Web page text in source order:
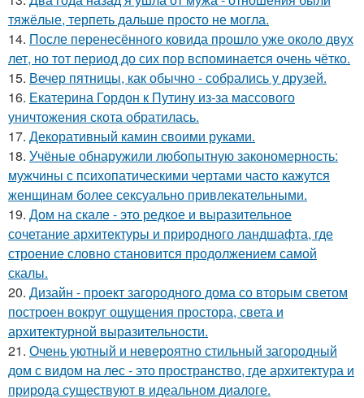
тяжёлые, терпеть дальше просто не могла.
14. После перенесённого ковида прошло уже около двух
лет, но тот период до сих пор вспоминается очень чётко.
15. Вечер пятницы, как обычно - собрались у друзей.
16. Екатерина Гордон к Путину из-за массового
уничтожения скота обратилась.
17. Декоративный камин своими руками.
18. Учёные обнаружили любопытную закономерность:
мужчины с психопатическими чертами часто кажутся
женщинам более сексуально привлекательными.
19. Дом на скале - это редкое и выразительное
сочетание архитектуры и природного ландшафта, где
строение словно становится продолжением самой
скалы.
20. Дизайн - проект загородного дома со вторым светом
построен вокруг ощущения простора, света и
архитектурной выразительности.
21. Очень уютный и невероятно стильный загородный
дом с видом на лес - это пространство, где архитектура и
природа существуют в идеальном диалоге.